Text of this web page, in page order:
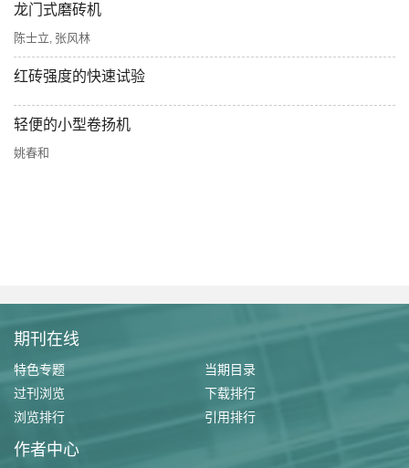
龙门式磨砖机
陈士立 张风林
红砖强度的快速试验
轻便的小型卷扬机
姚春和
期刊在线
特色专题
当期目录
过刊浏览
下载排行
浏览排行
引用排行
作者中心